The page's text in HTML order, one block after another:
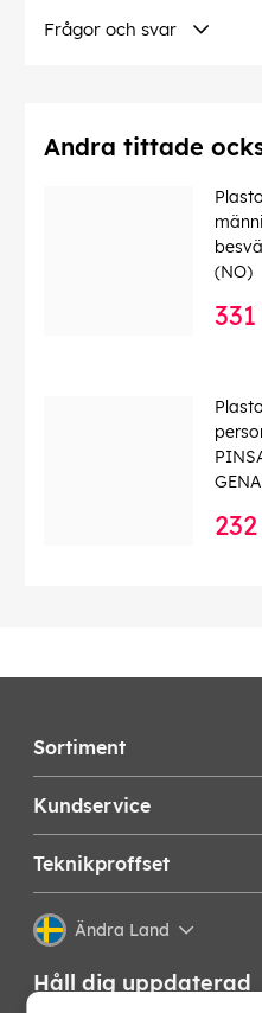
Packaging info
Packaging weight
520 g
Denna text har
Frågor och svar
Andra tittade
(NO)
Sortiment
Kundservice
Teknikproffset
Ändra Land
Håll dig uppdaterad